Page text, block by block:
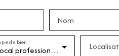
Nom
Local professionnel
de bien